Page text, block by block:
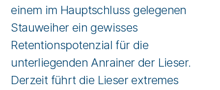
einem im Hauptschluss gelegenen
Stauweiher ein gewisses
Retentionspotenzial für die
unterliegenden Anrainer der Lieser.
Derzeit führt die Lieser extremes